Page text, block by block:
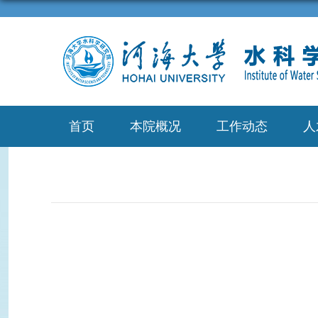
首页 本院概况 工作动态